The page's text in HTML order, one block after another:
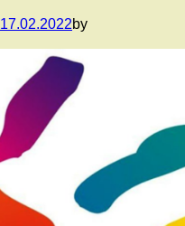
17.02.2022by